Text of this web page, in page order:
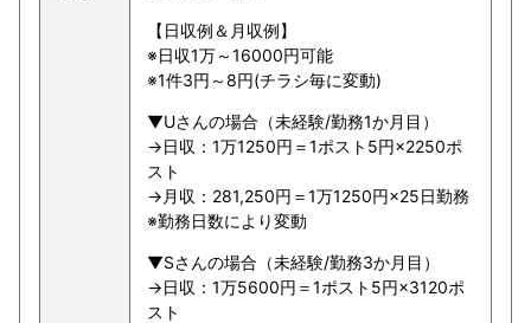
【日収例＆月収例】
※日収1万～16000円可能
※1件3円～8円(チラシ毎に変動)
▼Uさんの場合（未経験/勤務1か月目）
→日収：1万1250円＝1ポスト5円×2250ポ
スト
→月収：281,250円＝1万1250円×25日勤務
※勤務日数により変動
▼Sさんの場合（未経験/勤務3か月目）
→日収：1万5600円＝1ポスト5円×3120ポ
スト